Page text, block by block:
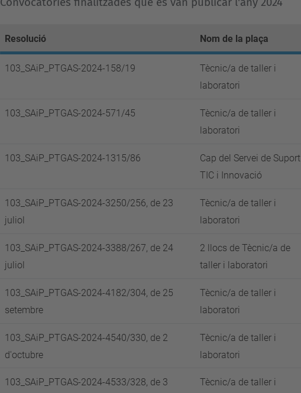
Resolució Nom de la plaça
103_SAiP_PTGAS-2024-158/19
Tècnic/a de taller i
laboratori
103_SAiP_PTGAS-2024-571/45
Tècnic/a de taller i
laboratori
103_SAiP_PTGAS-2024-1315/86
Cap del Servei de Suport
TIC i Innovació
103_SAiP_PTGAS-2024-3250/256, de 23
juliol
Tècnic/a de taller i
laboratori
103_SAiP_PTGAS-2024-3388/267, de 24
juliol
2 llocs de Tècnic/a de
taller i laboratori
103_SAiP_PTGAS-2024-4182/304, de 25
setembre
Tècnic/a de taller i
laboratori
103_SAiP_PTGAS-2024-4540/330, de 2
d'octubre
Tècnic/a de taller i
laboratori
103_SAiP_PTGAS-2024-4533/328, de 3
Tècnic/a de taller i